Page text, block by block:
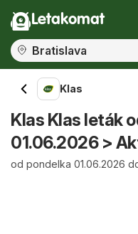
Letakomat
Klas
Klas Klas leták
01.06.2026 >
od pondelka 01.06.2026